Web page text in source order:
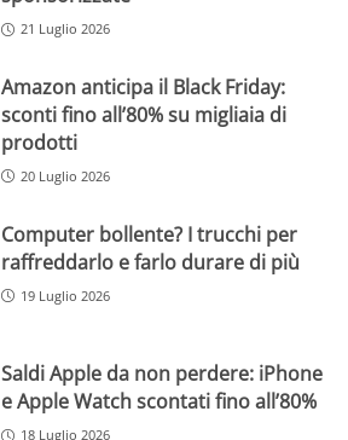
21 Luglio 2026
Amazon anticipa il Black Friday:
sconti fino all’80% su migliaia di
prodotti
20 Luglio 2026
Computer bollente? I trucchi per
raffreddarlo e farlo durare di più
19 Luglio 2026
Saldi Apple da non perdere: iPhone
e Apple Watch scontati fino all’80%
18 Luglio 2026